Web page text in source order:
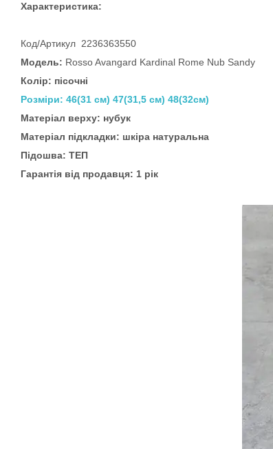
Характеристика:
Код/Артикул 2236363550
Модель: Rosso Avangard Kardinal Rome Nub Sandy
Колір: пісочні
Розміри: 46(31 см) 47(31,5 см) 48(32см)
Матеріал верху: нубук
Матеріал підкладки: шкіра натуральна
Підошва: ТЕП
Гарантія від продавця: 1 рік